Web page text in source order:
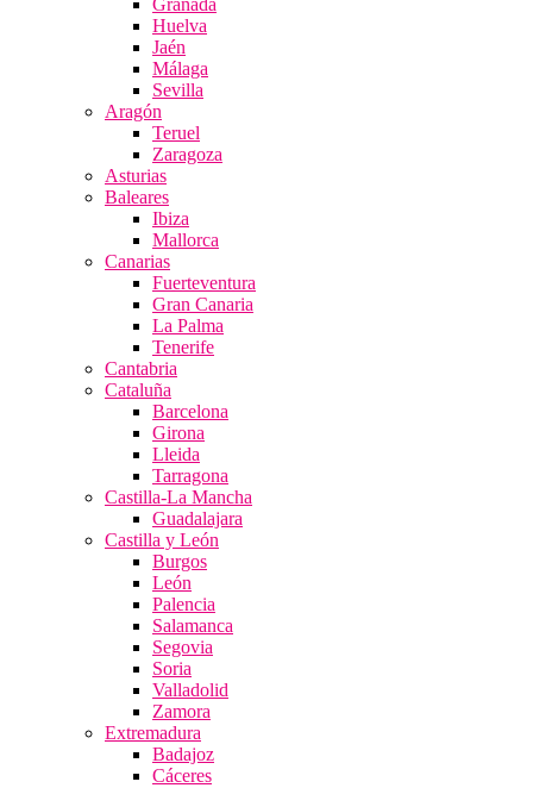
Granada
Huelva
Jaén
Málaga
Sevilla
Aragón
Teruel
Zaragoza
Asturias
Baleares
Ibiza
Mallorca
Canarias
Fuerteventura
Gran Canaria
La Palma
Tenerife
Cantabria
Cataluña
Barcelona
Girona
Lleida
Tarragona
Castilla-La Mancha
Guadalajara
Castilla y León
Burgos
León
Palencia
Salamanca
Segovia
Soria
Valladolid
Zamora
Extremadura
Badajoz
Cáceres